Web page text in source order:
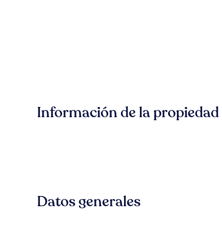
Información de la propiedad
Datos generales